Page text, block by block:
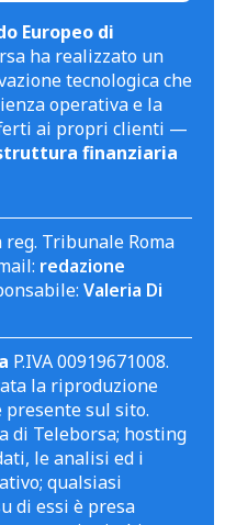
Europeo di
ha realizzato un
tecnologica che
operativa e la
ai propri clienti —
finanziaria
reg. Tribunale Roma
redazione
Valeria Di
P.IVA 00919671008.
la riproduzione
sul sito.
di Teleborsa; hosting
le analisi ed i
qualsiasi
di essi è presa